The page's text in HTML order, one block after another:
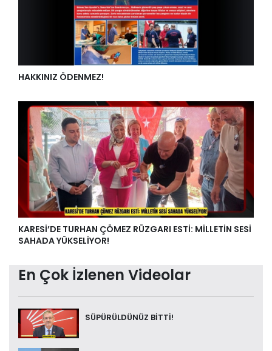
HAKKINIZ ÖDENMEZ!
KARESİ’DE TURHAN ÇÖMEZ RÜZGARI ESTİ: MİLLETİN SESİ
SAHADA YÜKSELİYOR!
En Çok İzlenen Videolar
SÜPÜRÜLDÜNÜZ BİTTİ!